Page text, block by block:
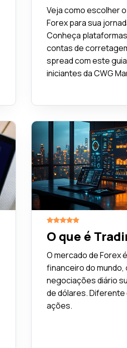
Veja como escolher
Forex para sua
Conheça
contas de
spread com este
iniciantes da CWG
O que é
O mercado de Forex
financeiro do mundo,
negociações diário
de dólares.
ações.